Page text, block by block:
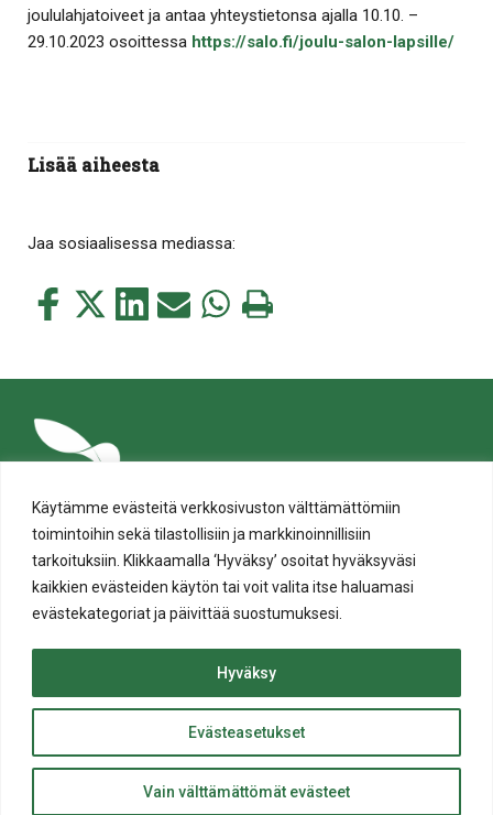
Käytämme evästeitä verkkosivuston välttämättömiin
toimintoihin sekä tilastollisiin ja markkinoinnillisiin
tarkoituksiin. Klikkaamalla ‘Hyväksy’ osoitat hyväksyväsi
kaikkien evästeiden käytön tai voit valita itse haluamasi
evästekategoriat ja päivittää suostumuksesi.
Evästeasetukset
Vain välttämättömät evästeet
Hyväksy
joululahjatoiveet ja antaa yhteystietonsa ajalla 10.10. –
29.10.2023 osoittessa https://salo.fi/joulu-salon-lapsille/
Lisää aiheesta
Jaa sosiaalisessa mediassa:
Jaa
Jaa
Jaa Jaa Jaa Tulosta
ylös
© Salon kaupunki 2020 • All rights reserved.
Website crafted byEvermade.